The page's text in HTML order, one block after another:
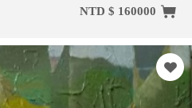
NTD $ 160000